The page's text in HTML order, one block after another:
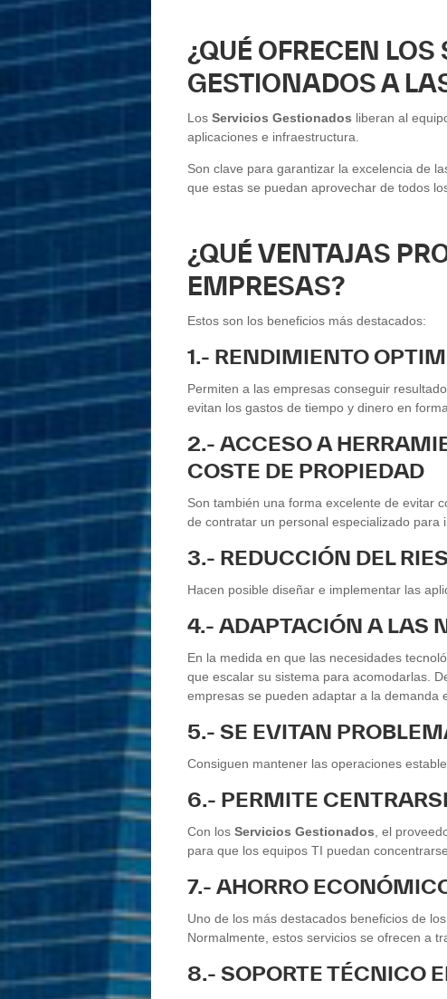
¿QUÉ OFRECEN LOS
GESTIONADOS A
Los Servicios Gestionados liberan al
aplicaciones e infraestructura.
Son clave para garantizar la excelencia de
que estas se puedan aprovechar de todos
¿QUÉ VENTAJAS
EMPRESAS?
Estos son los beneficios más destacados:
1.- RENDIMIENTO
Permiten a las empresas conseguir
evitan los gastos de tiempo y dinero en
2.- ACCESO A
COSTE DE PROPIEDAD
Son también una forma excelente de evitar
de contratar un personal especializado para
3.- REDUCCIÓN DEL
Hacen posible diseñar e implementar las
4.- ADAPTACIÓN A LAS
En la medida en que las necesidades
que escalar su sistema para acomodarlas.
empresas se pueden adaptar a la demanda
5.- SE EVITAN
Consiguen mantener las operaciones
6.- PERMITE
Con los Servicios Gestionados , el
para que los equipos TI puedan
7.- AHORRO
Uno de los más destacados beneficios de los
Normalmente, estos servicios se ofrecen a
8.- SOPORTE TÉCNICO